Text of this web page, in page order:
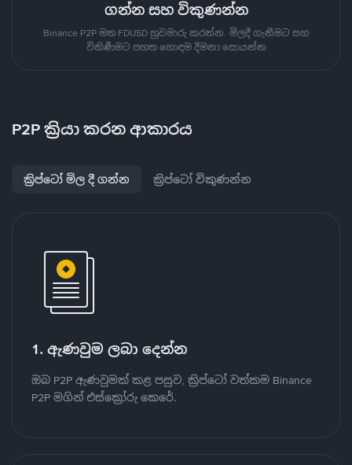
ගන්න සහ විකුණන්න
Binance P2P මත FDUSD හුවමාරු කරන්න. මිලදී ගැනීමට සහ
විකිණීමට පහත හොඳම දීමනා සොයන්න
P2P ක්‍රියා කරන ආකාරය
ක්‍රිප්ටෝ මිල දී ගන්න ක්‍රිප්ටෝ විකුණන්න
1. ඇණවුම ලබා දෙන්න
ඔබ P2P ඇණවුමක් කළ පසුව, ක්‍රිප්ටෝ වත්කම Binance
P2P මගින් එස්ක්‍රෝරු කෙරේ.